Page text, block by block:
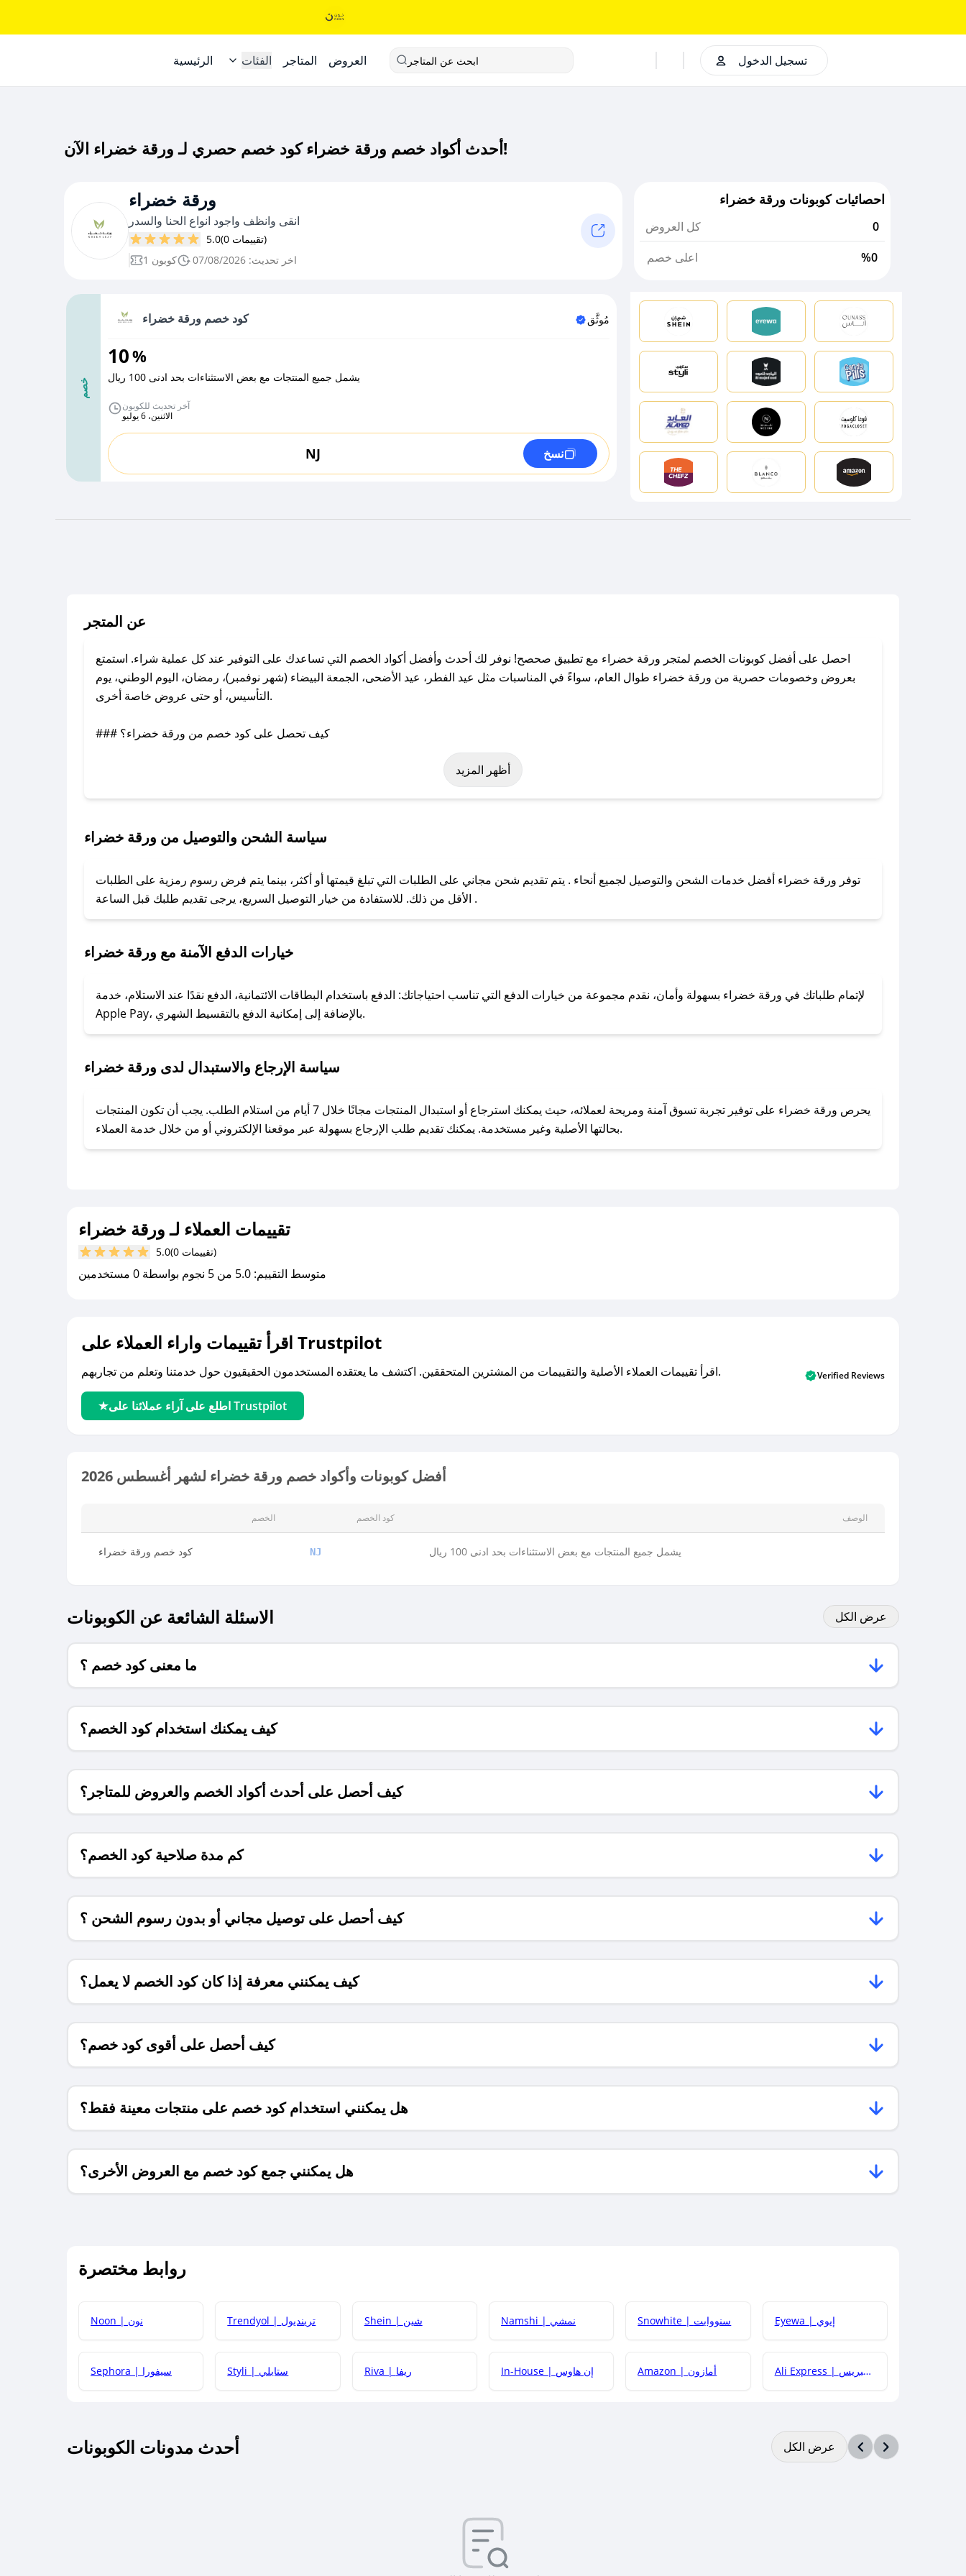
الرئيسية الفئات المتاجر العروض ابحث عن المتاجر تسجيل الدخول
أحدث أكواد خصم ورقة خضراء كود خصم حصري لـ ورقة خضراء الآن!
ورقة خضراء
انقى وانظف واجود انواع الحنا والسدر
5.0
(0 تقييمات)
1 كوبون
اخر تحديث: 07/08/2026
احصائيات كوبونات ورقة خضراء
كل العروض
0
اعلى خصم
%0
خصم
كود خصم ورقة خضراء مُوثَّق
10%
يشمل جميع المنتجات مع بعض الاستثناءات بحد ادنى 100 ريال
آخر تحديث للكوبون
الاثنين، 6 يوليو
NJ نسخ
عن المتجر
احصل على أفضل كوبونات الخصم لمتجر ورقة خضراء مع تطبيق صحصح! نوفر لك أحدث وأفضل أكواد الخصم التي تساعدك على التوفير عند كل عملية شراء. استمتع
بعروض وخصومات حصرية من ورقة خضراء طوال العام، سواءً في المناسبات مثل عيد الفطر، عيد الأضحى، الجمعة البيضاء (شهر نوفمبر)، رمضان، اليوم الوطني، يوم
التأسيس، أو حتى عروض خاصة أخرى.
### كيف تحصل على كود خصم من ورقة خضراء؟
باستخدام تطبيق صحصح، يمكنك العثور بسهولة على كود خصم ورقة خضراء. وفي حال عدم توفر الكوبون، تواصل معنا عبر تويتر أو البريد الإلكتروني لإضافته بسرعة.
لا تقلق! يمكنك التواصل مع فريق دعم صحصح عبر الرسائل الخاصة على تويتر أو البريد الإلكتروني، وسنقوم بحل المشكلة في أسرع وقت ممكن.
### ماذا أفعل إذا لم أجد كود خصم لمتجري المفضل؟
للحصول على كوبونات وخصومات حصرية، قم بما يلي:
- اضغط على أيقونة متابعة لمتجر ورقة خضراء في تطبيق صحصح.
- تابع حسابنا الرسمي على تويتر وقم بتفعيل زر التنبيهات.
أظهر المزيد
سياسة الشحن والتوصيل من ورقة خضراء
توفر ورقة خضراء أفضل خدمات الشحن والتوصيل لجميع أنحاء . يتم تقديم شحن مجاني على الطلبات التي تبلغ قيمتها أو أكثر، بينما يتم فرض رسوم رمزية على الطلبات
الأقل من ذلك. للاستفادة من خيار التوصيل السريع، يرجى تقديم طلبك قبل الساعة .
خيارات الدفع الآمنة مع ورقة خضراء
لإتمام طلباتك في ورقة خضراء بسهولة وأمان، نقدم مجموعة من خيارات الدفع التي تناسب احتياجاتك: الدفع باستخدام البطاقات الائتمانية، الدفع نقدًا عند الاستلام، خدمة
Apple Pay، بالإضافة إلى إمكانية الدفع بالتقسيط الشهري.
سياسة الإرجاع والاستبدال لدى ورقة خضراء
يحرص ورقة خضراء على توفير تجربة تسوق آمنة ومريحة لعملائه، حيث يمكنك استرجاع أو استبدال المنتجات مجانًا خلال 7 أيام من استلام الطلب. يجب أن تكون المنتجات
بحالتها الأصلية وغير مستخدمة. يمكنك تقديم طلب الإرجاع بسهولة عبر موقعنا الإلكتروني أو من خلال خدمة العملاء.
تقييمات العملاء لـ ورقة خضراء
5.0 (0 تقييمات)
متوسط التقييم: 5.0 من 5 نجوم بواسطة 0 مستخدمين
اقرأ تقييمات واراء العملاء على Trustpilot
اقرأ تقييمات العملاء الأصلية والتقييمات من المشترين المتحققين. اكتشف ما يعتقده المستخدمون الحقيقيون حول خدمتنا وتعلم من تجاربهم.
اطلع على آراء عملائنا على Trustpilot
Verified Reviews
أفضل كوبونات وأكواد خصم ورقة خضراء لشهر أغسطس 2026
الخصم كود الخصم الوصف
كود خصم ورقة خضراء NJ يشمل جميع المنتجات مع بعض الاستثناءات بحد ادنى 100 ريال
الاسئلة الشائعة عن الكوبونات عرض الكل
ما معنى كود خصم ؟
كيف يمكنك استخدام كود الخصم؟
كيف أحصل على أحدث أكواد الخصم والعروض للمتاجر؟
كم مدة صلاحية كود الخصم؟
كيف أحصل على توصيل مجاني أو بدون رسوم الشحن ؟
كيف يمكنني معرفة إذا كان كود الخصم لا يعمل؟
كيف أحصل على أقوى كود خصم؟
هل يمكنني استخدام كود خصم على منتجات معينة فقط؟
هل يمكنني جمع كود خصم مع العروض الأخرى؟
روابط مختصرة
Noon | نون Trendyol | ترينديول Shein | شين Namshi | نمشي Snowhite | سنووايت Eyewa | إيوي
Sephora | سيفورا Styli | ستايلي Riva | ريفا In-House | إن هاوس Amazon | أمازون Ali Express | علي إكسبريس
أحدث مدونات الكوبونات عرض الكل